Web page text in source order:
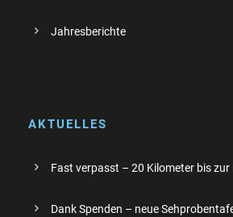
Jahresberichte
AKTUELLES
Fast verpasst – 20 Kilometer bis zur
Dank Spenden – neue